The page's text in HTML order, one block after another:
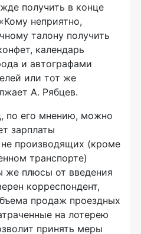
получить в конце
неприятно,
талону получить
календарь
и автографами
или тот же
А. Рябцев.
по его мнению, можно
зарплаты
производящих (кроме
транспорте)
же плюсы от введения
корреспондент,
продаж проездных
на лотерею
принять меры